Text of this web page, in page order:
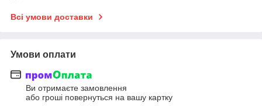
Всі умови доставки
Умови оплати
Ви отримаєте замовлення
або гроші повернуться на вашу картку